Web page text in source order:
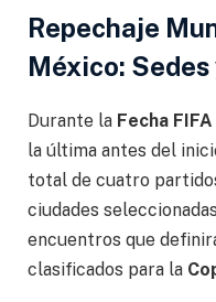
Repechaje
México:
Durante la Fecha
la última antes del
total de cuatro
ciudades
encuentros que
clasificados para la